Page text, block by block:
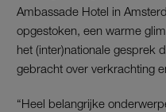
Ambassade Hotel in
opgestoken, een warme
het (inter)nationale gesprek
gebracht over verkrachting
“Heel belangrijke